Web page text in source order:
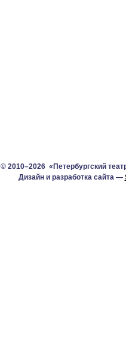
© 2010–2026 «Петербургский
Дизайн и разработка сайта —